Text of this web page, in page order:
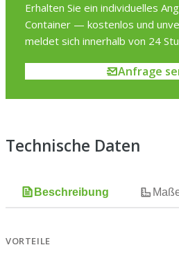
Technische Daten
Beschreibung
VORTEILE
Erhalten Sie ein individuelles
Container — kostenlos und
meldet sich innerhalb von 24
Anfrage